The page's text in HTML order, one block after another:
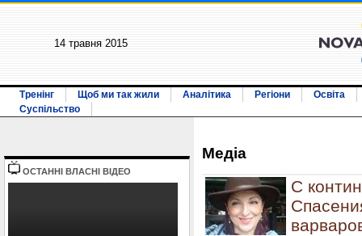
14 травня 2015
Тренінг Щоб ми так жили Аналітика Регіони
Освіта
Суспільство
ОСТАННI ВЛАСНI ВIДЕО
Медiа
С